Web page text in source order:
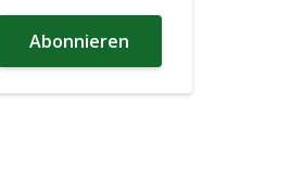
Abonnieren